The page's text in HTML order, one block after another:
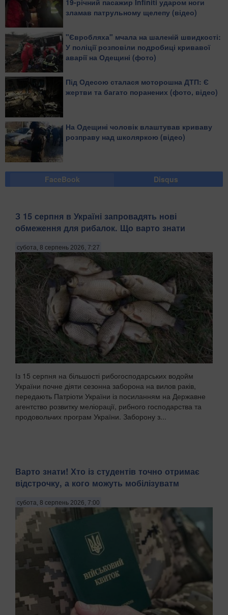
зламав патрульному щелепу (відео)
"Євробляха" мчала на шаленій швидкості:
У поліції розповіли подробиці кривавої
аварії на Одещині (фото)
Під Одесою сталася моторошна ДТП: Є
жертви та багато поранених (фото, відео)
На Одещині чоловік влаштував криваву
розправу над школяркою (відео)
FaceBook Disqus
З 15 серпня в Україні запровадять нові
обмеження для рибалок. Що варто знати
субота, 8 серпень 2026, 7:27
Із 15 серпня на більшості рибогосподарських водойм
України почне діяти сезонна заборона на вилов раків,
передають Патріоти України із посиланням на Державне
агентство розвитку меліорації, рибного господарства та
продовольчих програм України. Заборону з...
Варто знати! Хто із студентів точно отримає
відстрочку, а кого можуть мобілізуватм
субота, 8 серпень 2026, 7:00